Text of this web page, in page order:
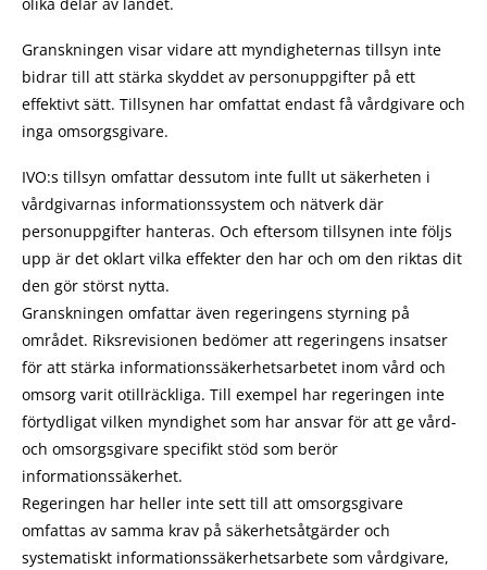
Granskningen visar vidare att myndigheternas tillsyn inte
bidrar till att stärka skyddet av personuppgifter på ett
effektivt sätt. Tillsynen har omfattat endast få vårdgivare och
inga omsorgsgivare.
IVO:s tillsyn omfattar dessutom inte fullt ut säkerheten i
vårdgivarnas informationssystem och nätverk där
personuppgifter hanteras. Och eftersom tillsynen inte följs
upp är det oklart vilka effekter den har och om den riktas dit
den gör störst nytta.
Granskningen omfattar även regeringens styrning på
området. Riksrevisionen bedömer att regeringens insatser
för att stärka informationssäkerhetsarbetet inom vård och
omsorg varit otillräckliga. Till exempel har regeringen inte
förtydligat vilken myndighet som har ansvar för att ge vård-
och omsorgsgivare specifikt stöd som berör
informationssäkerhet.
Regeringen har heller inte sett till att omsorgsgivare
omfattas av samma krav på säkerhetsåtgärder och
systematiskt informationssäkerhetsarbete som vårdgivare,